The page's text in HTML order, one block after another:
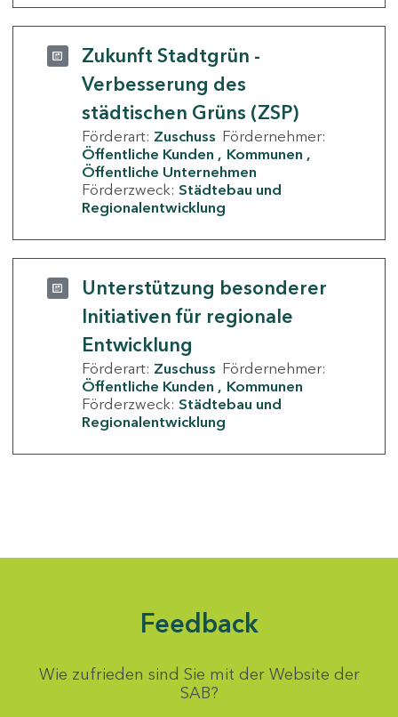
Zukunft Stadtgrün -
Verbesserung des
städtischen Grüns (ZSP)
Förderart: Zuschuss Fördernehmer:
Öffentliche Kunden
Kommunen
Öffentliche Unternehmen
Förderzweck: Städtebau und
Regionalentwicklung
Unterstützung besonderer
Initiativen für regionale
Entwicklung
Förderart: Zuschuss Fördernehmer:
Öffentliche Kunden
Kommunen
Förderzweck: Städtebau und
Regionalentwicklung
Feedback
Wie zufrieden sind Sie mit der Website der
SAB?